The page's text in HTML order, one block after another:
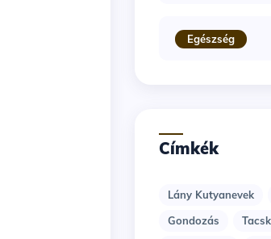
Egészség
Címkék
Lány Kutyanevek
Gondozás